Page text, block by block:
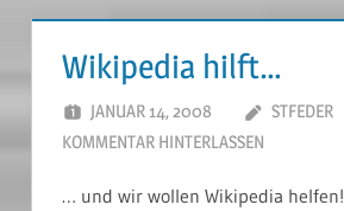
Wikipedia hilft…
JANUAR 14, 2008
STFEDER
KOMMENTAR HINTERLASSEN
… und wir wollen Wikipedia helfen!